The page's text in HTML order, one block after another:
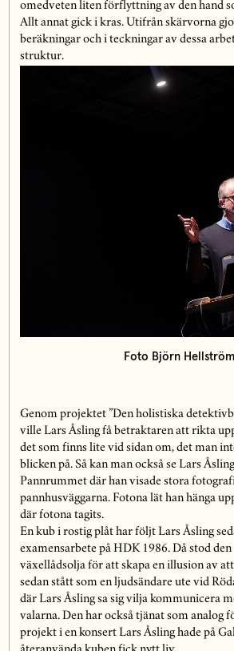
omedveten liten förflyttning av den hand
Allt annat gick i kras. Utifrån skärvorna
beräkningar och i teckningar av dessa
struktur.
Foto Björn Hellström
Genom projektet ”Den holistiska
ville Lars Åsling få betraktaren att rikta
det som finns lite vid sidan om, det man
blicken på. Så kan man också se Lars
Pannrummet där han visade stora
pannhusväggarna. Fotona lät han hänga
där fotona tagits.
En kub i rostig plåt har följt Lars Åsling
examensarbete på HDK 1986. Då stod
växellådsolja för att skapa en illusion av
sedan stått som en ljudsändare ute vid
där Lars Åsling sa sig vilja kommunicera
valarna. Den har också tjänat som analog
projekt i en konsert Lars Åsling hade på